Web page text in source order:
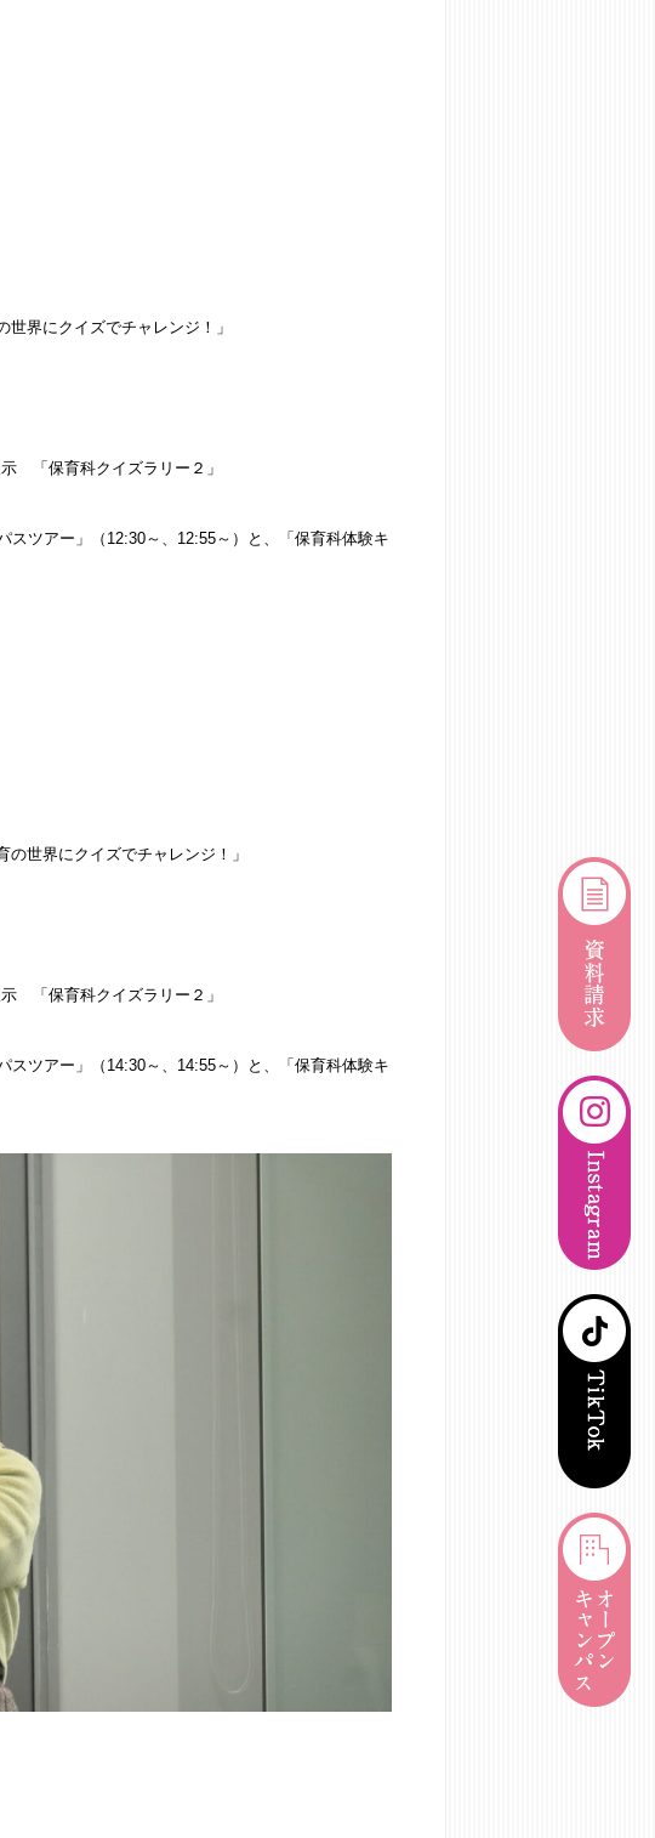
界にクイズでチャレンジ！」
「保育科クイズラリー２」
スツアー」（12:30～、12:55～）と、「保育科体験キ
界にクイズでチャレンジ！」
「保育科クイズラリー２」
スツアー」（14:30～、14:55～）と、「保育科体験キ